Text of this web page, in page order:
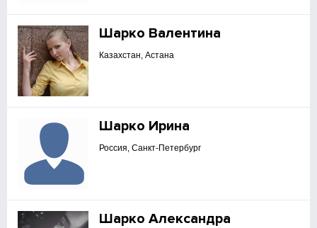
Шарко Валентина
Казахстан, Астана
Шарко Ирина
Россия, Санкт-Петербург
Шарко Александра